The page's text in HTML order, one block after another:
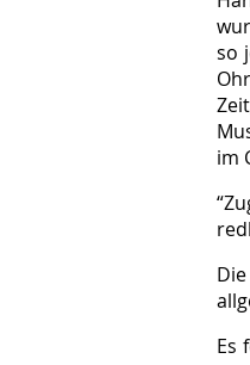
so
im
Es